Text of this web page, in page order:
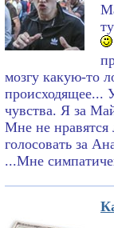
мозгу какую-то
происходящее...
чувства. Я за
Мне не
голосовать за
...Мне